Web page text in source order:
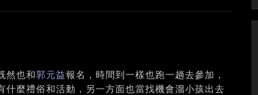
然也和郭元益報名，時間到一樣也跑一趟去參加，
麼禮俗和活動，另一方面也當找機會溜小孩出去